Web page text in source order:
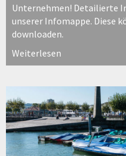
Unternehmen! Detailierte
unserer Infomappe. Diese
downloaden.
Weiterlesen